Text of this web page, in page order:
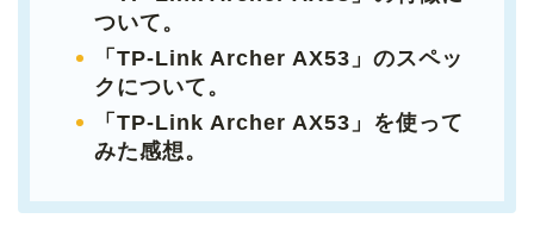
ついて 。
「TP-Link Archer AX53」のスペッ
クについて。
「TP-Link Archer AX53」を使って
みた感想。